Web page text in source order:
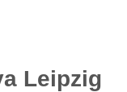
Leipzig